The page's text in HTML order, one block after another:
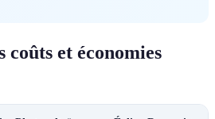
coûts et économies